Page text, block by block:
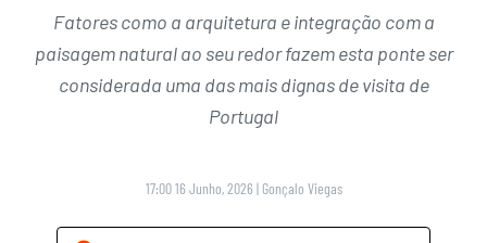
Fatores como a arquitetura e integração com a
paisagem natural ao seu redor fazem esta ponte ser
considerada uma das mais dignas de visita de
Portugal
17:00 16 Junho, 2026 | Gonçalo Viegas